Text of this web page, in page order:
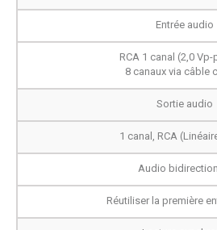
Entrée audio
RCA 1 canal (2,0 Vp-
8 canaux via câble
Sortie audio
1 canal, RCA
Audio
Réutiliser la première